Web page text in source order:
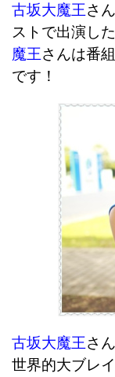
古坂大魔王さ
ストで出演した
魔王さんは番
です！
古坂大魔王さ
世界的大ブレ